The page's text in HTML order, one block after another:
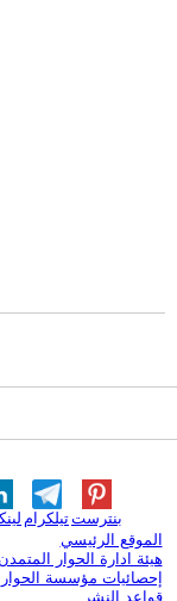
تيلكرامبنترست
الموقع الرئيسي
هيئة ادارة الحوار
إحصائيات مؤسسة
قواعد النشر